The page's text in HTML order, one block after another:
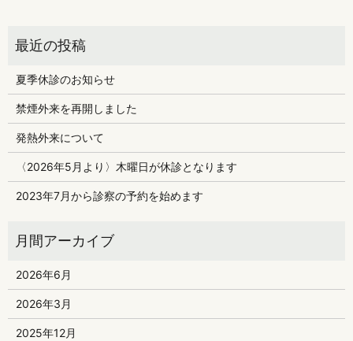
夏季休診のお知らせ
禁煙外来を再開しました
発熱外来について
〈2026年5月より〉木曜日が休診となります
2023年7月から診察の予約を始めます
2026年6月
2026年3月
2025年12月